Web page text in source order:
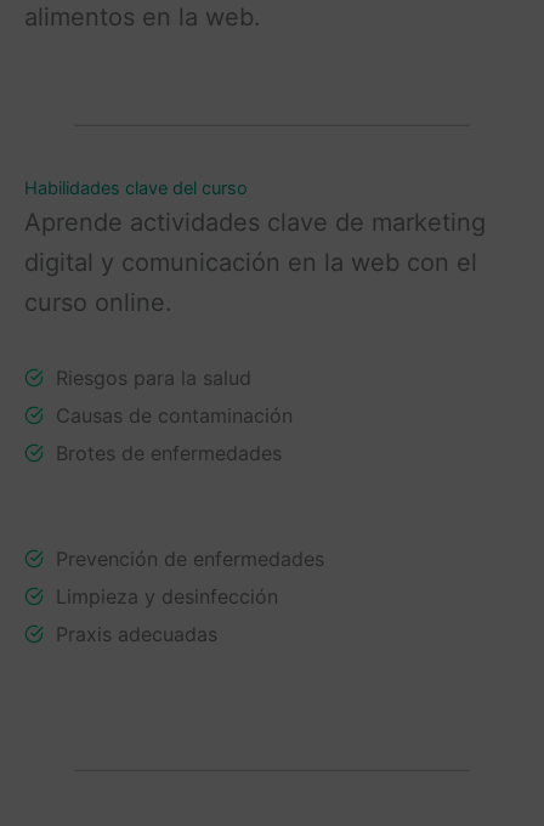
alimentos en la web.
Habilidades clave del curso
Aprende actividades clave de marketing
digital y comunicación en la web con el
curso online.
Riesgos para la salud
Causas de contaminación
Brotes de enfermedades
Prevención de enfermedades
Limpieza y desinfección
Praxis adecuadas